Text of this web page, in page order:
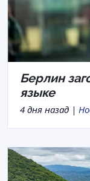
Берлин
языке
4 дня назад |